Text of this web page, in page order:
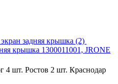
задняя крышка (2)
крышка 1300011001, JRONE
4 шт. Ростов 2 шт. Краснодар